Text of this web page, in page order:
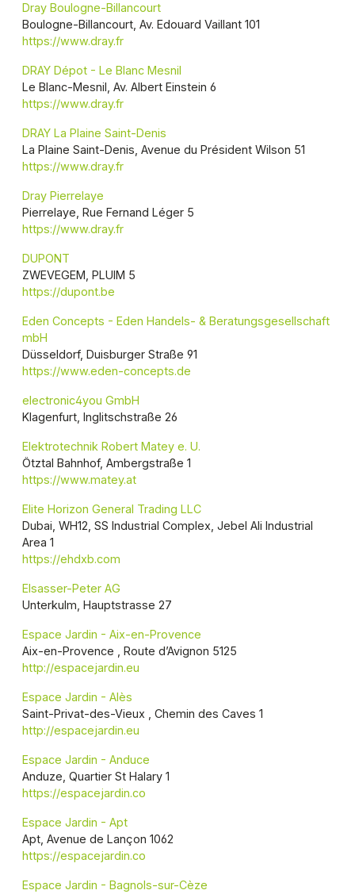
Dray Boulogne-Billancourt
Boulogne-Billancourt, Av. Edouard Vaillant 101
https://www.dray.fr
DRAY Dépot - Le Blanc Mesnil
Le Blanc-Mesnil, Av. Albert Einstein 6
https://www.dray.fr
DRAY La Plaine Saint-Denis
La Plaine Saint-Denis, Avenue du Président Wilson 51
https://www.dray.fr
Dray Pierrelaye
Pierrelaye, Rue Fernand Léger 5
https://www.dray.fr
DUPONT
ZWEVEGEM, PLUIM 5
https://dupont.be
Eden Concepts - Eden Handels- & Beratungsgesellschaft
mbH
Düsseldorf, Duisburger Straße 91
https://www.eden-concepts.de
electronic4you GmbH
Klagenfurt, Inglitschstraße 26
Elektrotechnik Robert Matey e. U.
Ötztal Bahnhof, Ambergstraße 1
https://www.matey.at
Elite Horizon General Trading LLC
Dubai, WH12, SS Industrial Complex, Jebel Ali Industrial
Area 1
https://ehdxb.com
Elsasser-Peter AG
Unterkulm, Hauptstrasse 27
Espace Jardin - Aix-en-Provence
Aix-en-Provence , Route d’Avignon 5125
http://espacejardin.eu
Espace Jardin - Alès
Saint-Privat-des-Vieux , Chemin des Caves 1
http://espacejardin.eu
Espace Jardin - Anduce
Anduze, Quartier St Halary 1
https://espacejardin.co
Espace Jardin - Apt
Apt, Avenue de Lançon 1062
https://espacejardin.co
Espace Jardin - Bagnols-sur-Cèze